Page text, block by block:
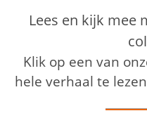
Lees en kijk mee
Klik op een van
hele verhaal te